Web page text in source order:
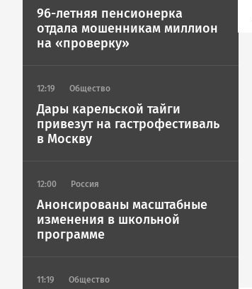
96-летняя пенсионерка
отдала мошенникам миллион
на «проверку»
12:19 Общество
Дары карельской тайги
привезут на гастрофестиваль
в Москву
12:00 Россия
Анонсированы масштабные
изменения в школьной
программе
11:19 Общество